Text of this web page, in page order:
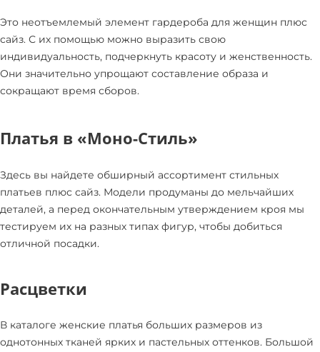
Это неотъемлемый элемент гардероба для женщин плюс
сайз. С их помощью можно выразить свою
индивидуальность, подчеркнуть красоту и женственность.
Они значительно упрощают составление образа и
сокращают время сборов.
Платья в «Моно-Стиль»
Здесь вы найдете обширный ассортимент стильных
платьев плюс сайз. Модели продуманы до мельчайших
деталей, а перед окончательным утверждением кроя мы
тестируем их на разных типах фигур, чтобы добиться
отличной посадки.
Расцветки
В каталоге женские платья больших размеров из
однотонных тканей ярких и пастельных оттенков. Большой